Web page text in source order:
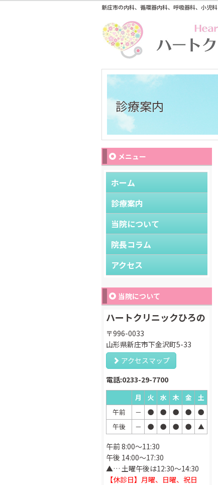
新庄市の内科、循環器内科、呼吸器科、小児科
診療案内
メニュー
ホーム
診療案内
当院について
院長コラム
アクセス
当院について
ハートクリニックひろの
〒996-0033
山形県新庄市下金沢町5-33
アクセスマップ
電話:0233-29-7700
月 火 水 木 金
土
午前
－ ● ● ● ●
●
午後
－ ● ● ● ● ▲
午前 8:00～11:30
午後 14:00～17:30
▲… 土曜午後は12:30～14:30
【休診日】月曜、日曜、祝日